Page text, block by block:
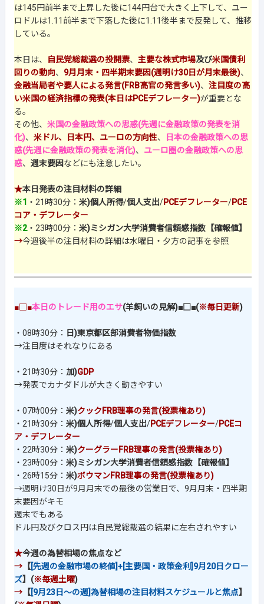
は145円前半まで上昇した後に144円台で大きく上下して、ユー
ロドルは1.11前半まで下落した後に1.11後半まで反発して、推移
している。
本日は、 自民党総裁選の投開票、 主要な株式市場及び米国債利
回りの動向、 9月月末・四半期末要因(週明け30日が月末最後)、
金融当局者や要人による発言(FRB高官の発言多い)、 注目度の高
い米国の経済指標の発表(本日はPCEデフレーター)が重要とな
る。
その他、 米国の金融政策への思惑(先週に金融政策の発表を消
化)、 米ドル、日本円、ユーロの方向性、
日本の金融政策への思
惑(先週に金融政策の発表を消化)、 ユーロ圏の金融政策への思
惑、 週末要因などにも注意したい。
★本日発表の注目材料の詳細
※1 ・21時30分： 米)個人所得/個人支出/PCEデフレーター/PCE
コア・デフレーター
※2・23時00分： 米)ミシガン大学消費者信頼感指数【確報値】
→今週後半の注目材料の詳細は水曜日・夕方の記事を参照
■□■本日のトレード用のエサ(羊飼いの見解)■□■(※毎日更新)
・08時30分：
日)東京都区部消費者物価指数
→注目度はそれなりにある
・21時30分： 加)GDP
→発表でカナダドルが大きく動きやすい
・07時00分： 米)クックFRB理事の発言(投票権あり)
・21時30分： 米)個人所得/個人支出/PCEデフレーター/PCEコ
ア・デフレーター
・22時30分： 米)クーグラーFRB理事の発言(投票権あり)
・23時00分： 米)ミシガン大学消費者信頼感指数【確報値】
・26時15分： 米)ボウマンFRB理事の発言(投票権あり)
→週明け30日が9月月末での最後の営業日で、9月月末・四半期
末要因がキモ
週末でもある
ドル円及びクロス円は自民党総裁選の結果に左右されやすい
★今週の為替相場の焦点など
→ 【[先週の金融市場の終値]+[主要国・政策金利]9月20日クロー
ズ】(※毎週土曜)
→ 【[9月23日～の週]為替相場の注目材料スケジュールと焦点】